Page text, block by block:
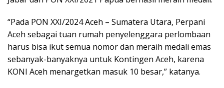
“Pada PON XXI/2024 Aceh – Sumatera Utara, Perpani
Aceh sebagai tuan rumah penyelenggara perlombaan
harus bisa ikut semua nomor dan meraih medali emas
sebanyak-banyaknya untuk Kontingen Aceh, karena
KONI Aceh menargetkan masuk 10 besar,” katanya.